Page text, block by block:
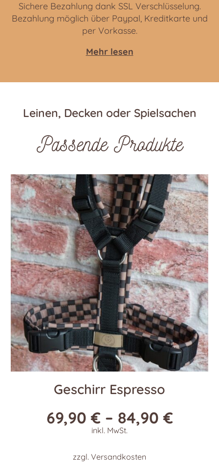
Sichere Bezahlung dank SSL Verschlüsselung.
Bezahlung möglich über Paypal, Kreditkarte und
per Vorkasse.
Mehr lesen
Leinen, Decken oder Spielsachen
Passende Produkte
Geschirr Espresso
69,90€ – 84,90€
inkl. MwSt.
zzgl. Versandkosten